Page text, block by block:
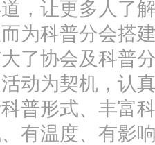
，让更多人了
为科普分会搭
了协会及科普
动为契机，认
普形式、丰富
有温度、有影